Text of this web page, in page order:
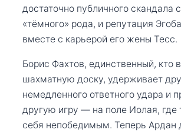
достаточно публичного скандала
«тёмного» рода, и репутация
вместе с карьерой его жены Тесс.
Борис Фахтов, единственный, кто
шахматную доску, удерживает
немедленного ответного удара и
другую игру — на поле Иолая, где
себя непобедимым. Теперь Ардан